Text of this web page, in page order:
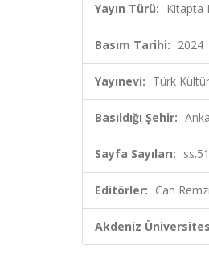
Yayın Türü: Kitapta
Basım Tarihi: 2024
Yayınevi: Türk
Basıldığı Şehir:
Sayfa Sayıları:
Editörler: Can
Akdeniz